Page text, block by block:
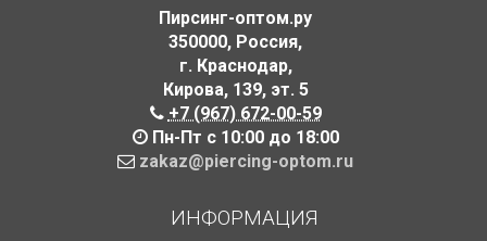
Пирсинг-оптом.ру
350000, Россия,
г. Краснодар,
Кирова, 139, эт. 5
+7 (967) 672-00-59
Пн-Пт с 10:00 до 18:00
zakaz@piercing-optom.ru
ИНФОРМАЦИЯ